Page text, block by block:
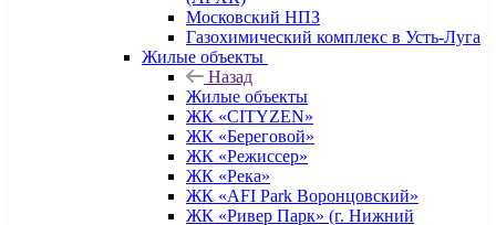
Московский НПЗ
Газохимический комплекс в Усть-Луга
Жилые объекты
Назад
Жилые объекты
ЖК «CITYZEN»
ЖК «Береговой»
ЖК «Режиссер»
ЖК «Река»
ЖК «AFI Park Воронцовский»
ЖК «Ривер Парк» (г. Нижний